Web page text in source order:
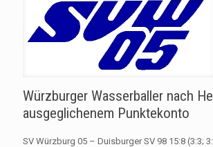
Würzburger Wasserballer nach
ausgeglichenem Punktekonto
SV Würzburg 05 – Duisburger SV 98 15:8 (3:3;